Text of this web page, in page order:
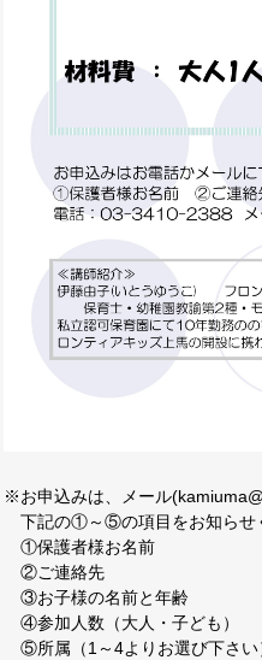
※お申込みは、メール
下記の①～⑤の項目をお知らせ
①保護者様お名前
②ご連絡先
③お子様の名前と年齢
④参加人数（大人・子ども）
⑤所属（1～4よりお選び下さい